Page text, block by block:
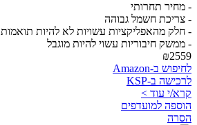
- מחיר תחרותי
- צריכת חשמל גבוהה
- חלק מהאפליקציות עשויות לא להיות תואמות
- ממשק חיבוריות עשוי להיות מוגבל
₪2559
לחיפוש ב-Amazon
לרכישה ב-KSP
קרא/י עוד >
הוספה למועדפים
הסרה